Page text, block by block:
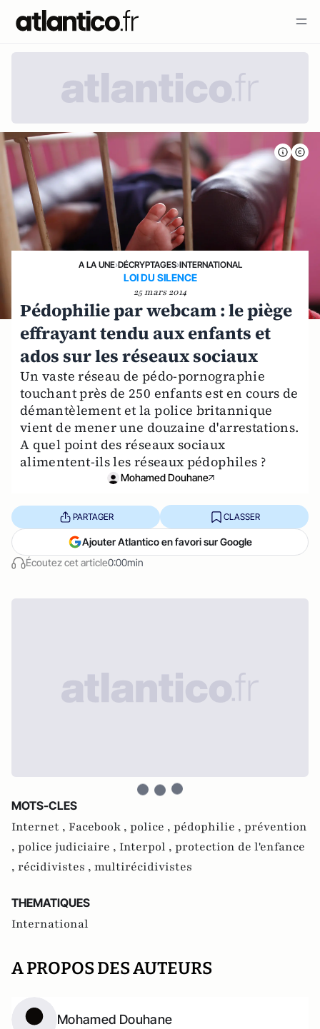
A LA UNE›DÉCRYPTAGES›INTERNATIONAL
LOI DU SILENCE
25 mars 2014
Pédophilie par webcam : le piège
effrayant tendu aux enfants et
ados sur les réseaux sociaux
Un vaste réseau de pédo-pornographie
touchant près de 250 enfants est en cours de
démantèlement et la police britannique
vient de mener une douzaine d'arrestations.
A quel point des réseaux sociaux
alimentent-ils les réseaux pédophiles ?
Mohamed Douhane
Écoutez cet article0:00min
PARTAGER CLASSER
Ajouter Atlantico en favori sur Google
MOTS-CLES
Internet , Facebook , police , pédophilie , prévention
, police judiciaire , Interpol , protection de l'enfance
, récidivistes , multirécidivistes
THEMATIQUES
International
A PROPOS DES AUTEURS
Mohamed Douhane